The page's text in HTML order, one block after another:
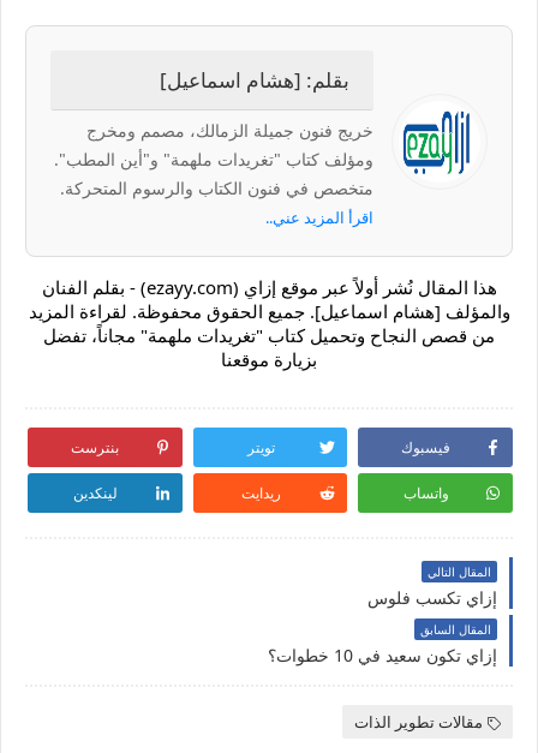
بقلم: [هشام اسماعيل]
خريج فنون جميلة الزمالك، مصمم ومخرج
ومؤلف كتاب "تغريدات ملهمة" و"أين المطب".
متخصص في فنون الكتاب والرسوم المتحركة.
اقرأ المزيد عني..
هذا المقال نُشر أولاً عبر موقع إزاي (ezayy.com) - بقلم الفنان
والمؤلف [هشام اسماعيل]. جميع الحقوق محفوظة. لقراءة المزيد
من قصص النجاح وتحميل كتاب "تغريدات ملهمة" مجاناً، تفضل
بزيارة موقعنا
فيسبوك تويتر بنترست
واتساب ريدايت لينكدين
المقال التالي
إزاي تكسب فلوس
المقال السابق
إزاي تكون سعيد في 10 خطوات؟
مقالات تطوير الذات